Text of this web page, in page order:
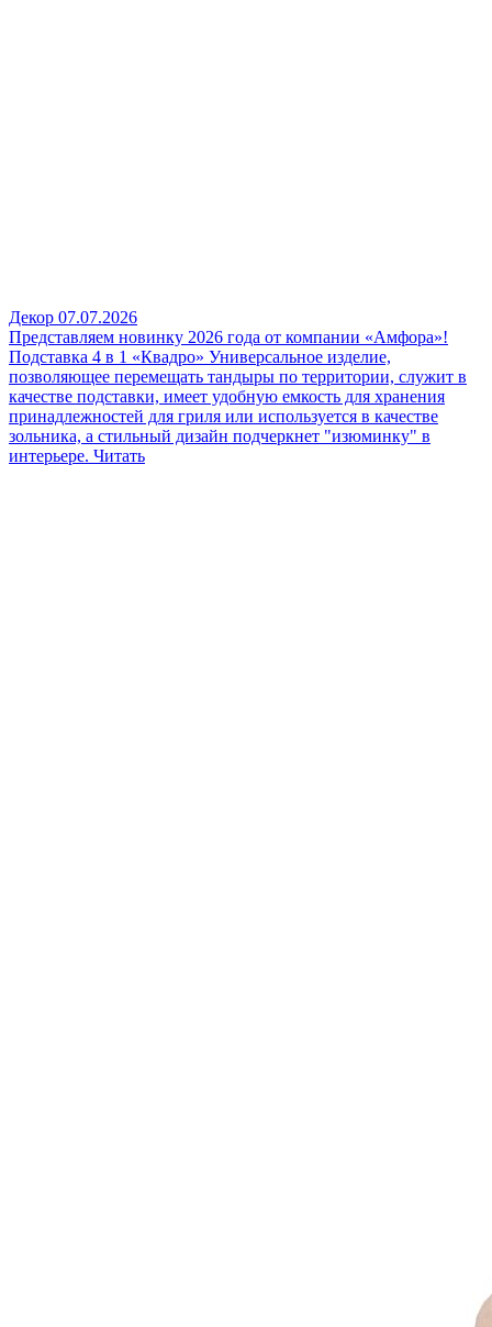
Декор 07.07.2026
Представляем новинку 2026 года от компании «Амфора»!
Подставка 4 в 1 «Квадро» Универсальное изделие,
позволяющее перемещать тандыры по территории, служит в
качестве подставки, имеет удобную емкость для хранения
принадлежностей для гриля или используется в качестве
зольника, а стильный дизайн подчеркнет "изюминку" в
интерьере. Читать